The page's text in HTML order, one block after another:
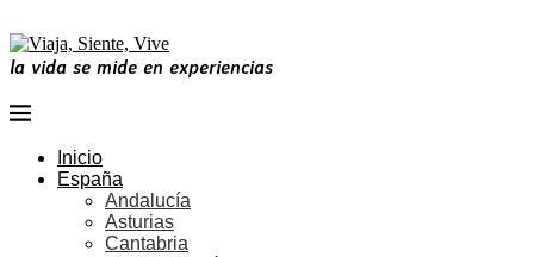
la vida se mide en experiencias
Inicio
España
Andalucía
Asturias
Cantabria